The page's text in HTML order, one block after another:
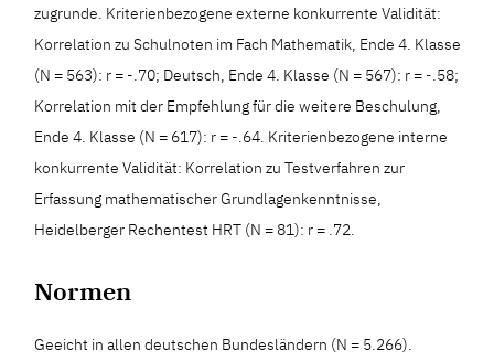
zugrunde. Kriterienbezogene externe konkurrente Validität:
Korrelation zu Schulnoten im Fach Mathematik, Ende 4. Klasse
(N = 563): r = -.70; Deutsch, Ende 4. Klasse (N = 567): r = -.58;
Korrelation mit der Empfehlung für die weitere Beschulung,
Ende 4. Klasse (N = 617): r = -.64. Kriterienbezogene interne
konkurrente Validität: Korrelation zu Testverfahren zur
Erfassung mathematischer Grundlagenkenntnisse,
Heidelberger Rechentest HRT (N = 81): r = .72.
Normen
Geeicht in allen deutschen Bundesländern (N = 5.266).